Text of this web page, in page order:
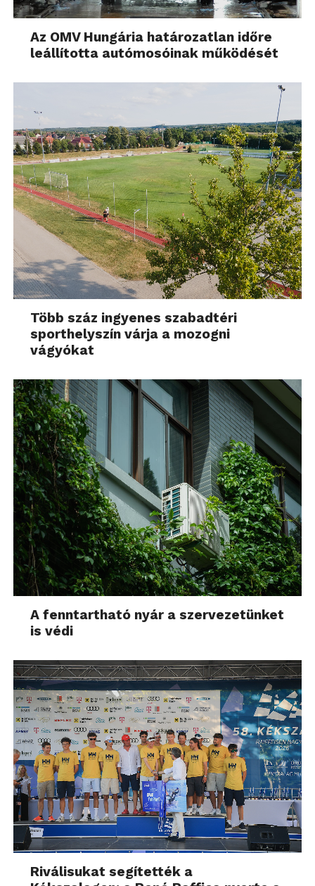
Az OMV Hungária határozatlan időre
leállította autómosóinak működését
Több száz ingyenes szabadtéri
sporthelyszín várja a mozogni
vágyókat
A fenntartható nyár a szervezetünket
is védi
Riválisukat segítették a